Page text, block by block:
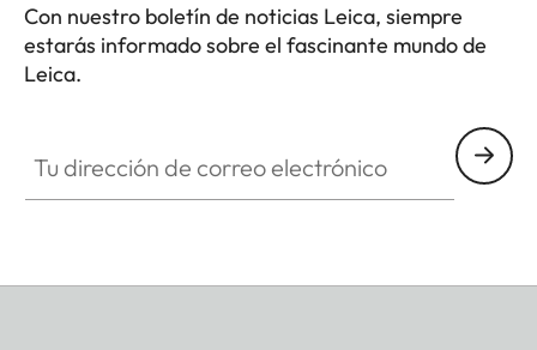
observación. El manejo del ocular sigue siendo
preciso incluso si se maneja con guantes.
Con nuestro boletín de noticias Leica, siempre
estarás informado sobre el fascinante mundo de
Leica.